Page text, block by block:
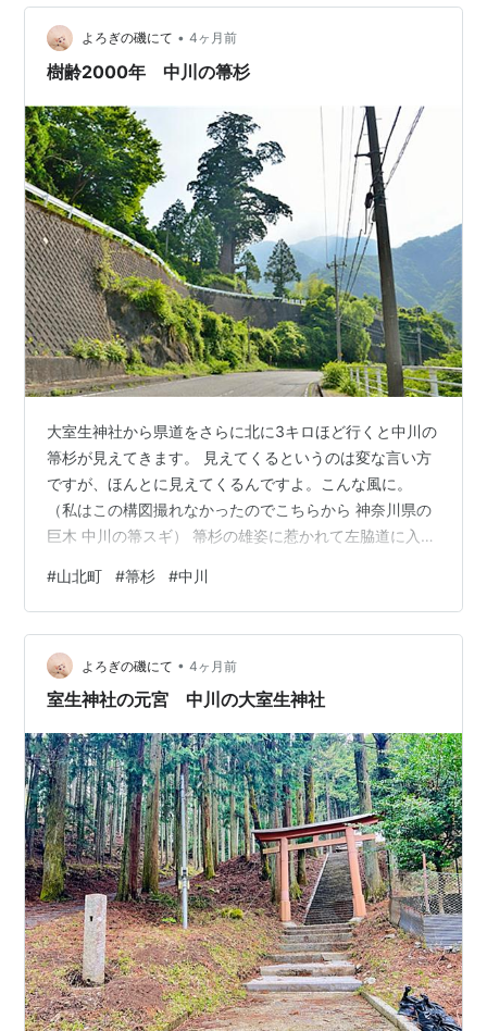
よろぎの磯にて • 4ヶ月前
樹齢2000年 中川の箒杉
大室生神社から県道をさらに北に3キロほど行くと中川の
箒杉が見えてきます。 見えてくるというのは変な言い方
ですが、ほんとに見えてくるんですよ。こんな風に。
（私はこの構図撮れなかったのでこちらから 神奈川県の
巨木 中川の箒スギ） 箒杉の雄姿に惹かれて左脇道に入っ
っと行くと広い無料駐車場に着きます。トイレ完備。 現
在地から箒杉まで徒歩５分くらい。私でも不満が出ない
程度の坂道。 途中に満開の桜🌸 見えてきました。大き
い。天衝く高さ。 箒杉の隣の熊野神社。左に箒杉用の遊
歩道があるのでこの階段は無理に登る必要はないです。
#山北町 #箒杉 #中川
よろぎの磯にて • 4ヶ月前
室生神社の元宮 中川の大室生神社